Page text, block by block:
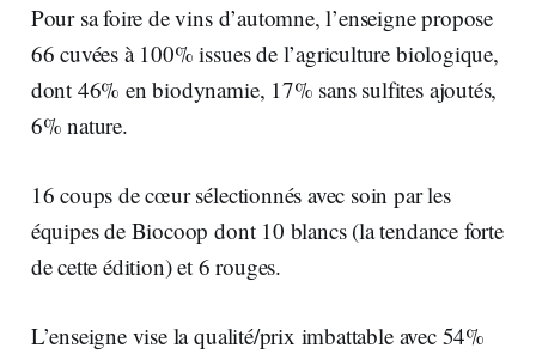
Pour sa foire de vins d’automne, l’enseigne propose
66 cuvées à 100% issues de l’agriculture biologique,
dont 46% en biodynamie, 17% sans sulfites ajoutés,
6% nature.
16 coups de cœur sélectionnés avec soin par les
équipes de Biocoop dont 10 blancs (la tendance forte
de cette édition) et 6 rouges.
L’enseigne vise la qualité/prix imbattable avec 54%